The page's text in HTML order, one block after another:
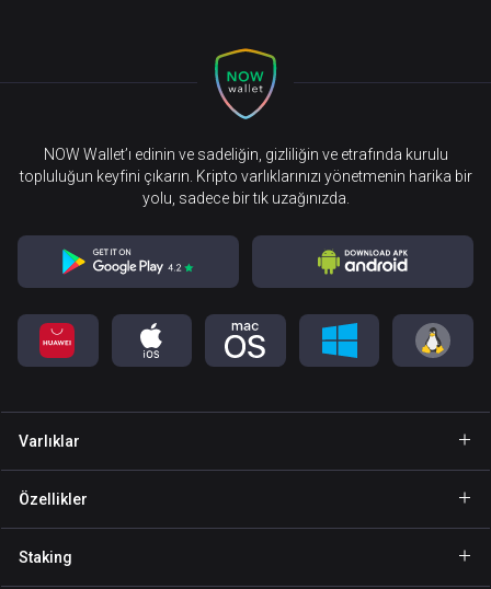
NOW Wallet’ı edinin ve sadeliğin, gizliliğin ve etrafında kurulu
topluluğun keyfini çıkarın. Kripto varlıklarınızı yönetmenin harika bir
yolu, sadece bir tık uzağınızda.
Varlıklar
Cüzdan Binance Coin
Özellikler
Staking